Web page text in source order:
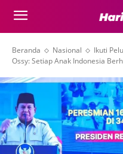
Beranda Nasional
Ikuti
Ossy: Setiap Anak Indonesia